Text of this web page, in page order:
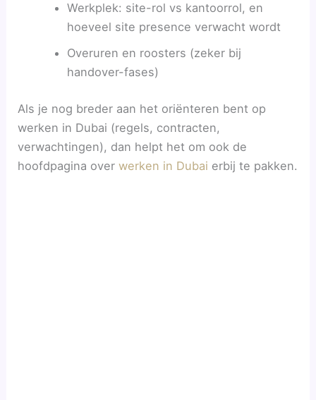
Werkplek: site-rol vs kantoorrol, en
hoeveel site presence verwacht wordt
Overuren en roosters (zeker bij
handover-fases)
Als je nog breder aan het oriënteren bent op
werken in Dubai (regels, contracten,
verwachtingen), dan helpt het om ook de
hoofdpagina overwerken in Dubai erbij te pakken.